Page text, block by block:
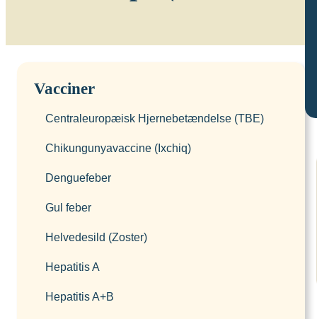
Vacciner
Centraleuropæisk Hjernebetændelse (TBE)
Chikungunyavaccine (Ixchiq)
Denguefeber
Gul feber
Helvedesild (Zoster)
Hepatitis A
Hepatitis A+B